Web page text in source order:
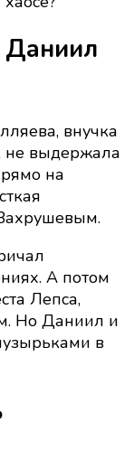
Даниил
внучка
не выдержала
на
А потом
Лепса,
Но Даниил и
в